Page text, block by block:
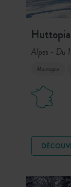
Alpes - Du
Montagne